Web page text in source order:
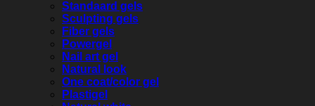
Standaard gels
Sculpting gels
Fiber gels
Powergel
Nail art gel
Natural look
One coat/color gel
Plastigel